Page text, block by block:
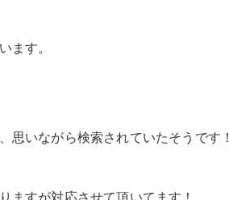
ます。
いながら検索されていたそうです！